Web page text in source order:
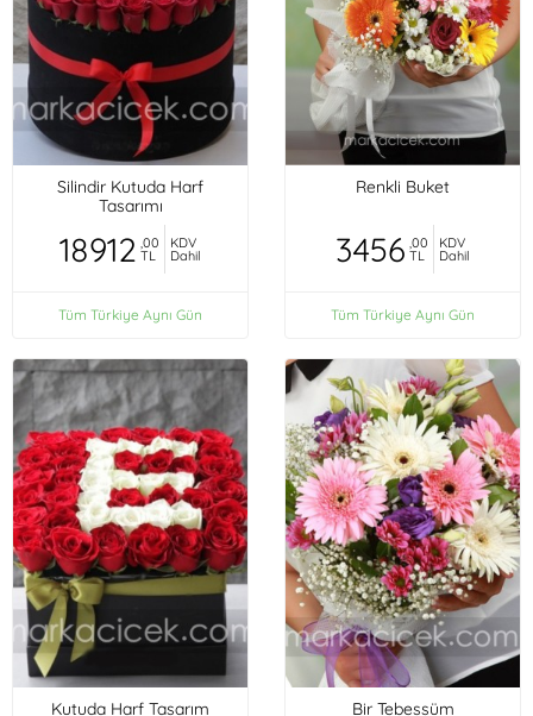
Silindir Kutuda Harf
Tasarımı
18912 ,00
TL
KDV
Dahil
Tüm Türkiye Aynı Gün
Renkli Buket
3456 ,00
TL
KDV
Dahil
Tüm Türkiye Aynı Gün
Kutuda Harf Tasarım Bir Tebessüm